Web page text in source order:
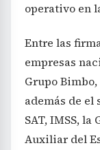
operativo en
Entre las
empresas
Grupo
además de
SAT, IMSS,
Auxiliar del